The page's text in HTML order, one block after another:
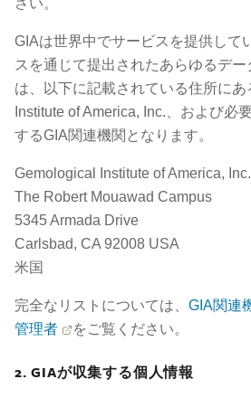
さい。
GIAは世界中でサービスを提供して
スを通じて提出されたあらゆるデ
は、以下に記載されている住所にあ
Institute of America, Inc.、および必
するGIA関連機関となります。
Gemological Institute of America, Inc.
The Robert Mouawad Campus
5345 Armada Drive
Carlsbad, CA 92008 USA
米国
完全なリストについては、 GIA関連
管理者
をご覧ください。
2. GIAが収集する個人情報